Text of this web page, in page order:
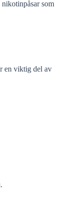
som
en viktig del av